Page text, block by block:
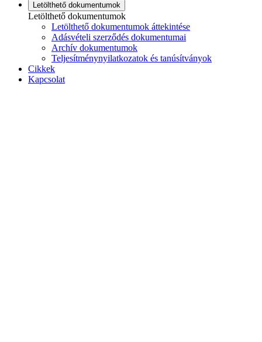
Letölthető dokumentumok
Letölthető dokumentumok
Letölthető dokumentumok áttekintése
Adásvételi szerződés dokumentumai
Archív dokumentumok
Teljesítménynyilatkozatok és tanúsítványok
Cikkek
Kapcsolat